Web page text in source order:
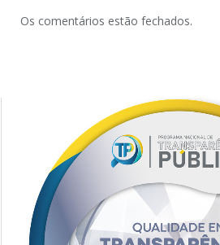
Os comentários estão fechados.